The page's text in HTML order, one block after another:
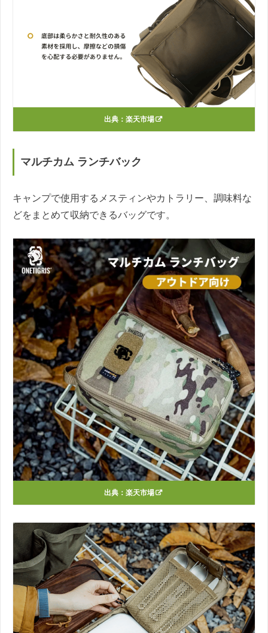
出典： 楽天市場
マルチカム ランチバック
キャンプで使用するメスティンやカトラリー、調味料な
どをまとめて収納できるバッグです。
出典： 楽天市場